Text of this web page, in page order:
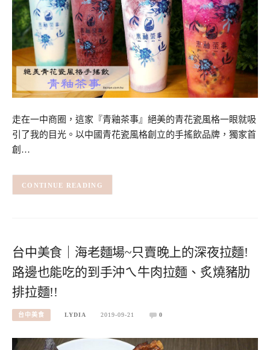
走在一中商圈，這家『青釉茶事』絕美的青花瓷風格一眼就吸
引了我的目光。以中國青花瓷風格創立的手搖飲品牌，獨家首
創…
CONTINUE READING
台中美食｜海老麵場~只賣晚上的深夜拉麵!
路邊也能吃的到手沖ㄟ牛肉拉麵、炙燒豬肋
排拉麵!!
台中美食 LYDIA 2019-09-21 0